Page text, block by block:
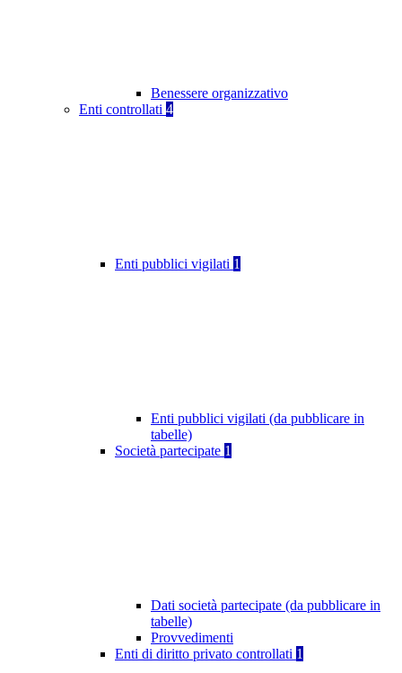
Benessere organizzativo
Enti controllati 4
Enti pubblici vigilati 1
Enti pubblici vigilati (da pubblicare in
tabelle)
Società partecipate 1
Dati società partecipate (da pubblicare in
tabelle)
Provvedimenti
Enti di diritto privato controllati 1